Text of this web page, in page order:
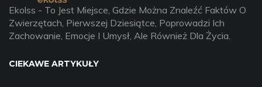
Ekolss - To Jest Miejsce, Gdzie Można Znaleźć Faktów O
Zwierzętach, Pierwszej Dziesiątce, Poprowadzi Ich
Zachowanie, Emocje I Umysł, Ale Również Dla Życia.
CIEKAWE ARTYKUŁY